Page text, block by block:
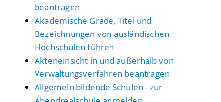
beantragen
Akademische Grade, Titel und
Bezeichnungen von ausländischen
Hochschulen führen
Akteneinsicht in und außerhalb von
Verwaltungsverfahren beantragen
Allgemein bildende Schulen - zur